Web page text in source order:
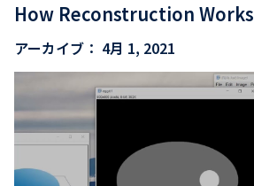
How Reconstruction Works
アーカイブ： 4月 1, 2021